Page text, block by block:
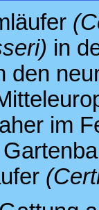
in
den
im